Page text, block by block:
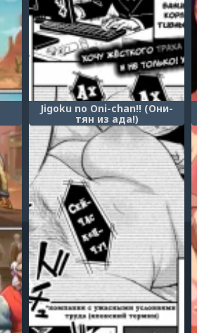
Jigoku no Oni-chan!! (Они-
тян из ада!)
1 ... 4 5